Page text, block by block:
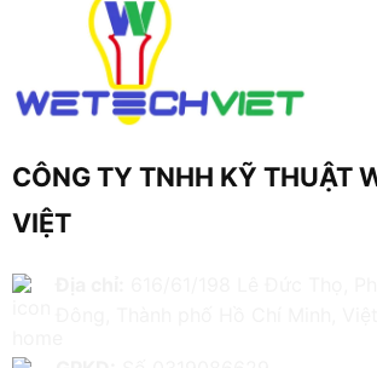
CÔNG TY TNHH KỸ THUẬT
VIỆT